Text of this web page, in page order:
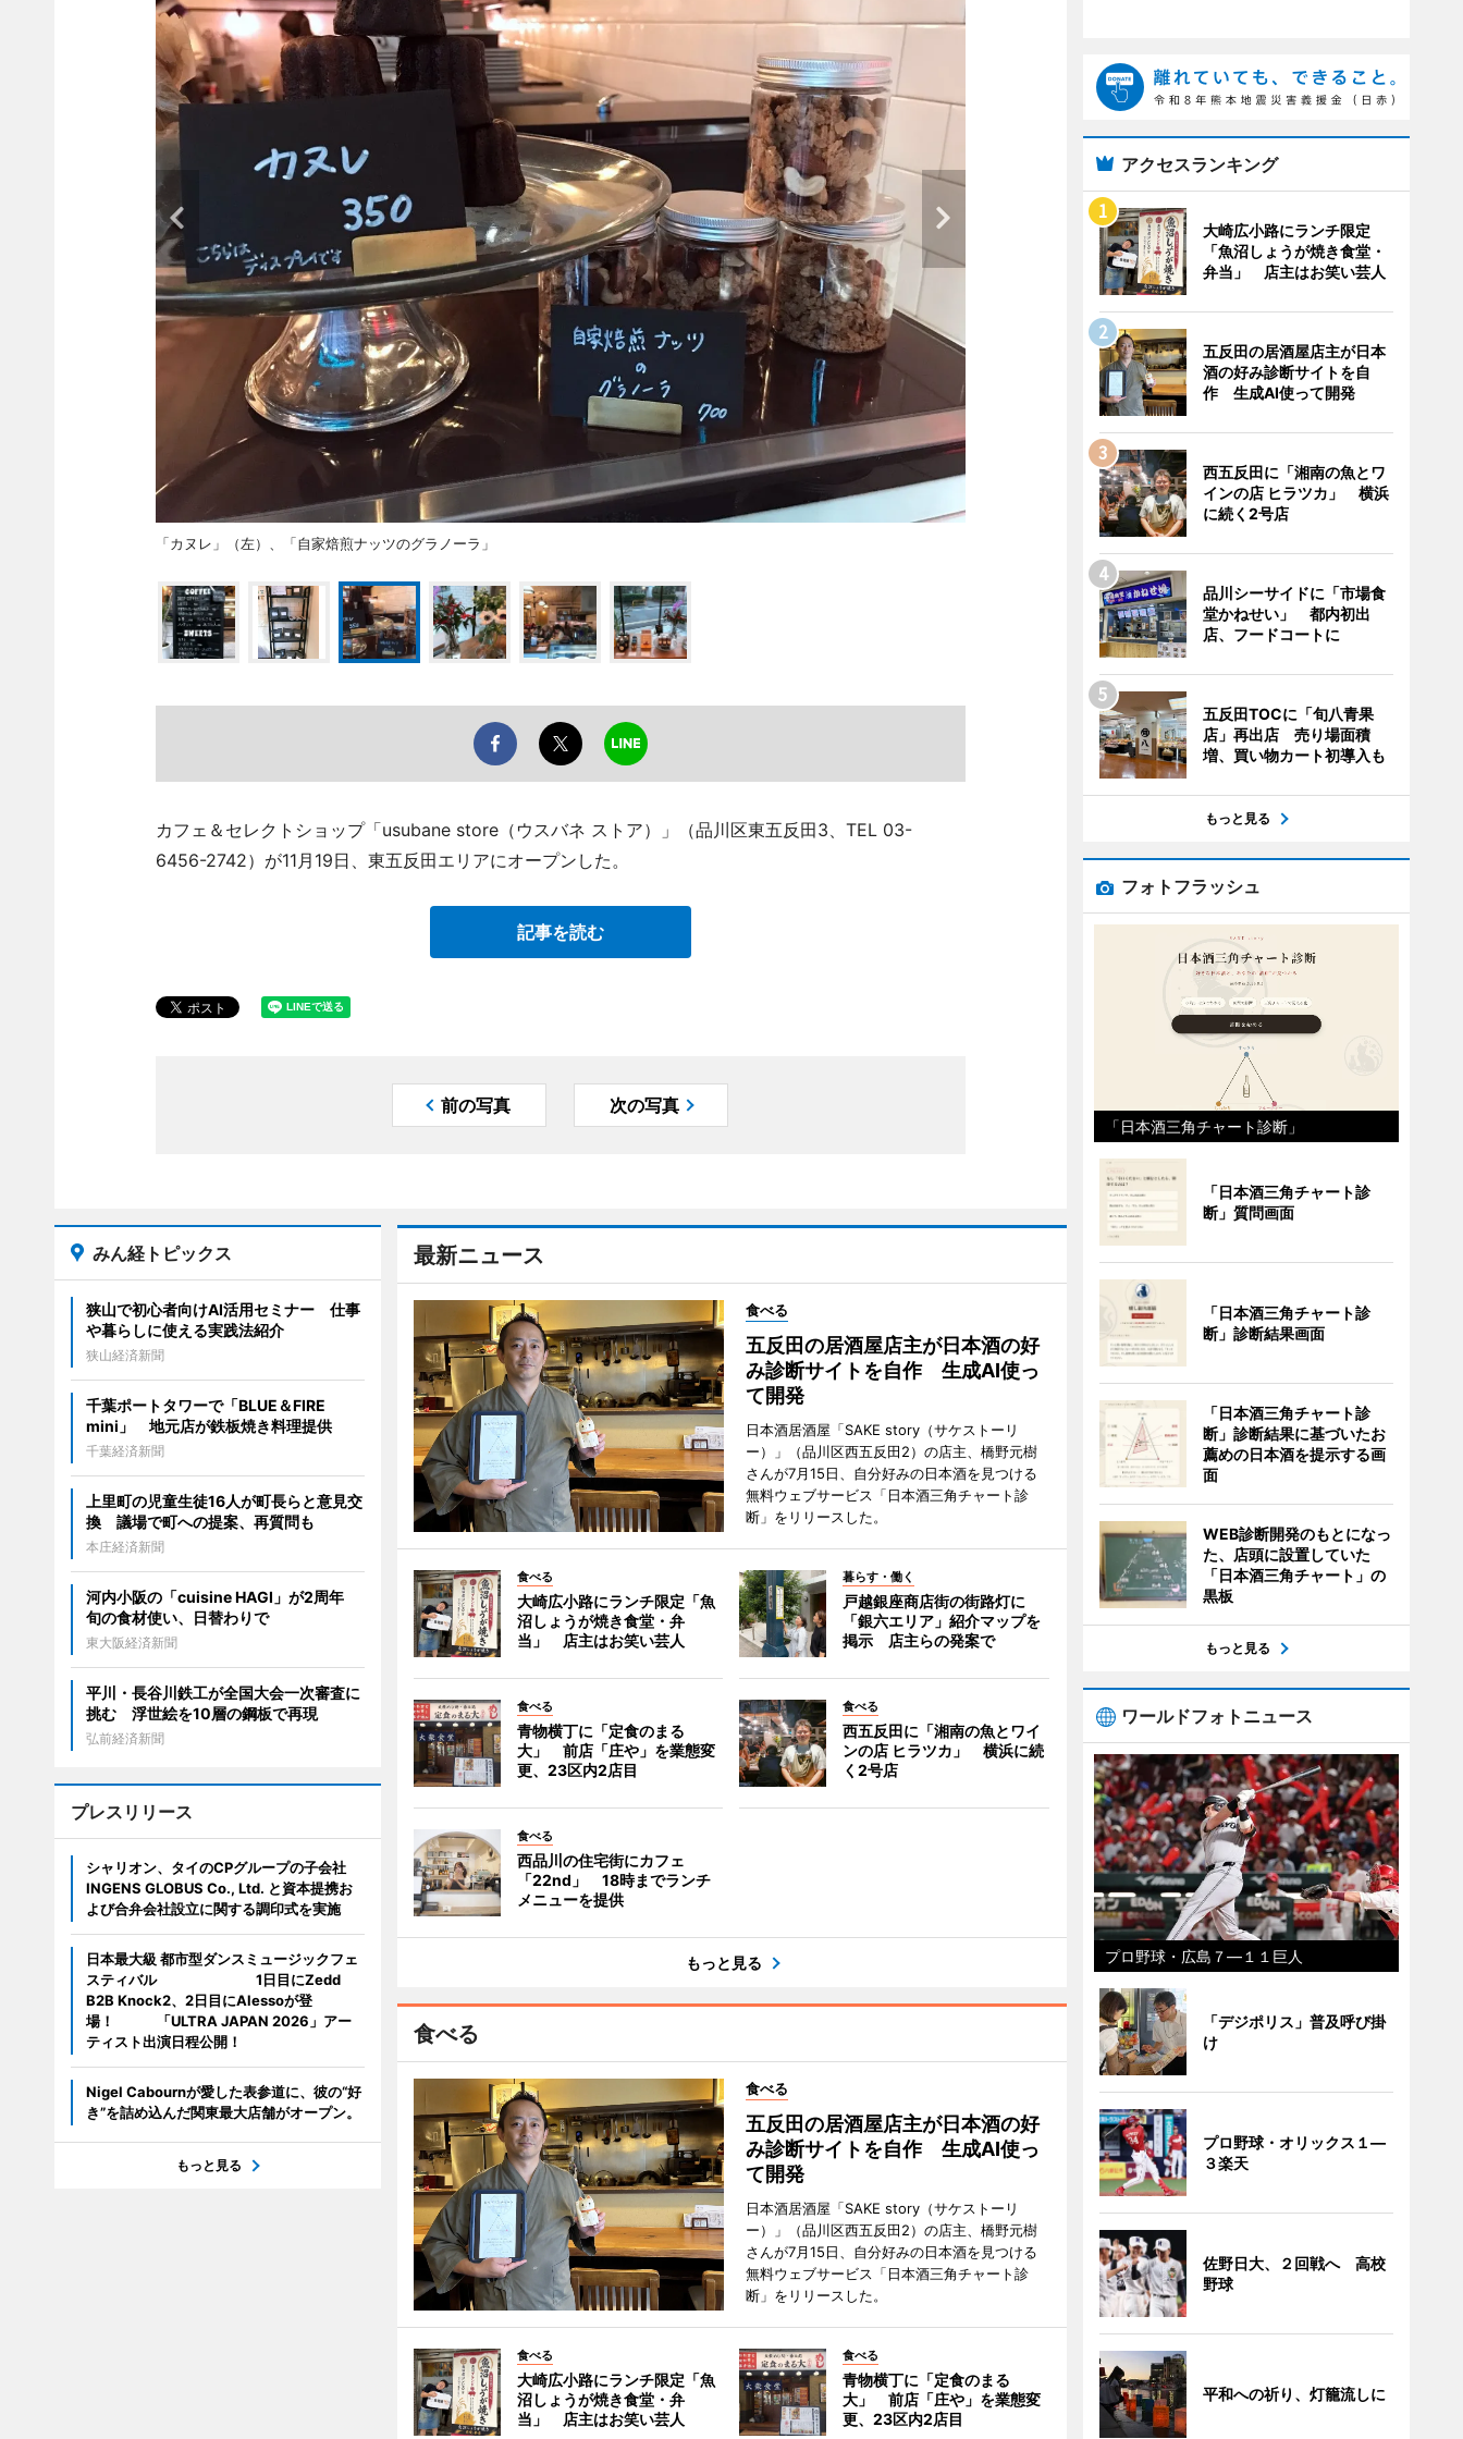
「カヌレ」（左）、「自家焙煎ナッツのグラノーラ」
カフェ＆セレクトショップ「usubane store（ウスバネ ストア）」（品川区東五反田3、TEL 03-
6456-2742）が11月19日、東五反田エリアにオープンした。
記事を読む
前の写真 次の写真
最新ニュース
食べる
五反田の居酒屋店主が日本酒の好
み診断サイトを自作 生成AI使っ
て開発
日本酒居酒屋「SAKE story（サケストーリ
ー）」（品川区西五反田2）の店主、橋野元樹
さんが7月15日、自分好みの日本酒を見つける
無料ウェブサービス「日本酒三角チャート診
断」をリリースした。
食べる
大崎広小路にランチ限定「魚
沼しょうが焼き食堂・弁
当」 店主はお笑い芸人
暮らす・働く
戸越銀座商店街の街路灯に
「銀六エリア」紹介マップを
掲示 店主らの発案で
食べる
青物横丁に「定食のまる
大」 前店「庄や」を業態変
更、23区内2店目
食べる
西五反田に「湘南の魚とワイ
ンの店 ヒラツカ」 横浜に続
く2号店
食べる
西品川の住宅街にカフェ
「22nd」 18時までランチ
メニューを提供
もっと見る
食べる
食べる
五反田の居酒屋店主が日本酒の好
み診断サイトを自作 生成AI使っ
て開発
日本酒居酒屋「SAKE story（サケストーリ
ー）」（品川区西五反田2）の店主、橋野元樹
さんが7月15日、自分好みの日本酒を見つける
無料ウェブサービス「日本酒三角チャート診
断」をリリースした。
食べる
大崎広小路にランチ限定「魚
沼しょうが焼き食堂・弁
当」 店主はお笑い芸人
食べる
青物横丁に「定食のまる
大」 前店「庄や」を業態変
更、23区内2店目
みん経トピックス
狭山で初心者向けAI活用セミナー 仕事
や暮らしに使える実践法紹介
狭山経済新聞
千葉ポートタワーで「BLUE＆FIRE
mini」 地元店が鉄板焼き料理提供
千葉経済新聞
上里町の児童生徒16人が町長らと意見交
換 議場で町への提案、再質問も
本庄経済新聞
河内小阪の「cuisine HAGI」が2周年
旬の食材使い、日替わりで
東大阪経済新聞
平川・長谷川鉄工が全国大会一次審査に
挑む 浮世絵を10層の鋼板で再現
弘前経済新聞
プレスリリース
シャリオン、タイのCPグループの子会社
INGENS GLOBUS Co., Ltd. と資本提携お
よび合弁会社設立に関する調印式を実施
日本最大級 都市型ダンスミュージックフェ
スティバル 1日目にZedd
B2B Knock2、2日目にAlessoが登
場！ 「ULTRA JAPAN 2026」アー
ティスト出演日程公開！
Nigel Cabournが愛した表参道に、彼の“好
き”を詰め込んだ関東最大店舗がオープン。
もっと見る
アクセスランキング
大崎広小路にランチ限定
「魚沼しょうが焼き食堂・
弁当」 店主はお笑い芸人
五反田の居酒屋店主が日本
酒の好み診断サイトを自
作 生成AI使って開発
西五反田に「湘南の魚とワ
インの店 ヒラツカ」 横浜
に続く2号店
品川シーサイドに「市場食
堂かねせい」 都内初出
店、フードコートに
五反田TOCに「旬八青果
店」再出店 売り場面積
増、買い物カート初導入も
もっと見る
フォトフラッシュ
「日本酒三角チャート診断」
「日本酒三角チャート診
断」質問画面
「日本酒三角チャート診
断」診断結果画面
「日本酒三角チャート診
断」診断結果に基づいたお
薦めの日本酒を提示する画
面
WEB診断開発のもとになっ
た、店頭に設置していた
「日本酒三角チャート」の
黒板
もっと見る
ワールドフォトニュース
プロ野球・広島７―１１巨人
「デジポリス」普及呼び掛
け
プロ野球・オリックス１―
３楽天
佐野日大、２回戦へ 高校
野球
平和への祈り、灯籠流しに